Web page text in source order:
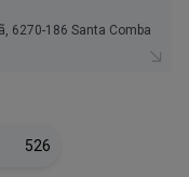
6270-186 Santa Comba
526